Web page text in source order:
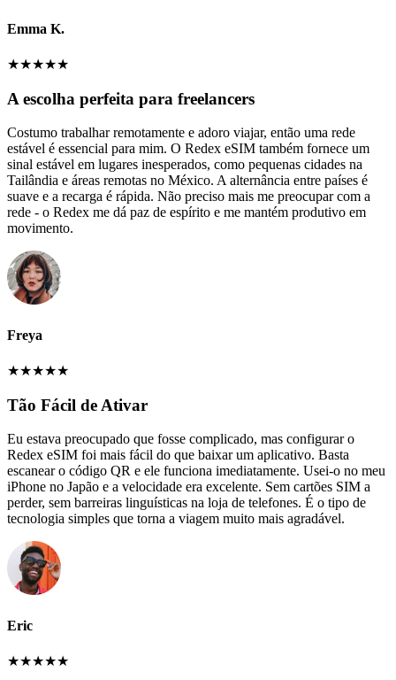
Emma K.
★★★★★
A escolha perfeita para freelancers
Costumo trabalhar remotamente e adoro viajar, então uma rede
estável é essencial para mim. O Redex eSIM também fornece um
sinal estável em lugares inesperados, como pequenas cidades na
Tailândia e áreas remotas no México. A alternância entre países é
suave e a recarga é rápida. Não preciso mais me preocupar com a
rede - o Redex me dá paz de espírito e me mantém produtivo em
movimento.
Freya
★★★★★
Tão Fácil de Ativar
Eu estava preocupado que fosse complicado, mas configurar o
Redex eSIM foi mais fácil do que baixar um aplicativo. Basta
escanear o código QR e ele funciona imediatamente. Usei-o no meu
iPhone no Japão e a velocidade era excelente. Sem cartões SIM a
perder, sem barreiras linguísticas na loja de telefones. É o tipo de
tecnologia simples que torna a viagem muito mais agradável.
Eric
★★★★★